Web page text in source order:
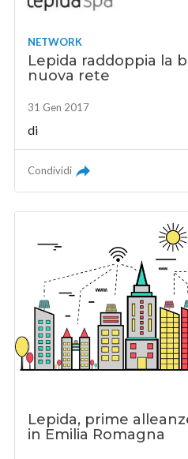
NETWORK
Lepida raddoppia la
nuova rete
31 Gen 2017
di
Condividi
Lepida, prime
in Emilia Romagna